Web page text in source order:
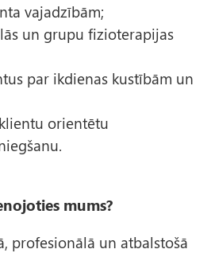
vajadzībām;
un grupu fizioterapijas
par ikdienas kustībām un
orientētu
mums?
profesionālā un atbalstošā